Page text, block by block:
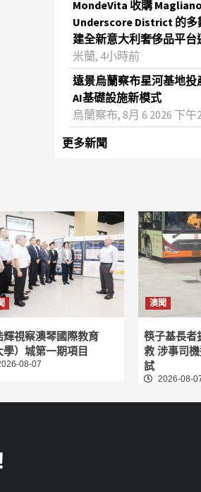
MondeVita 收購
Underscore District 的多
建全新意大利奢侈品平台
米蘭, 4小時前
遠景烏蘭察布星河基地投
AI基礎設施新模式
烏蘭察布, 8月 6 2026 下午
更多新聞
輝視察澳琴國際教育
學）城第一期項目
08-07
澳聞
筷子基長者
救 涉事司
試
2026-08-